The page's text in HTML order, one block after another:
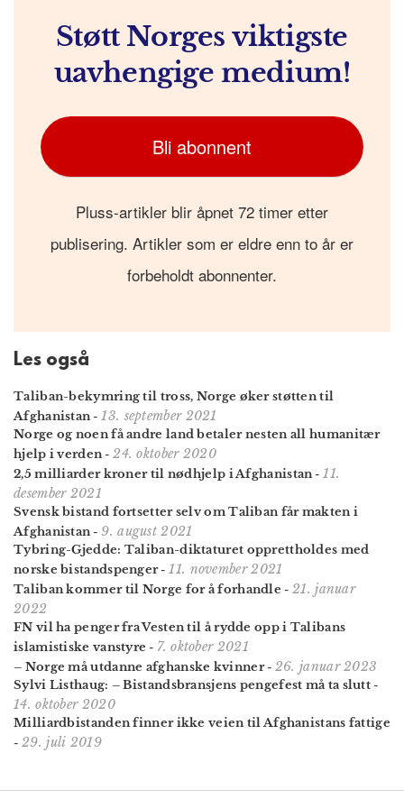
Støtt Norges viktigste
uavhengige medium!
Bli abonnent
Pluss-artikler blir åpnet 72 timer etter
publisering. Artikler som er eldre enn to år er
forbeholdt abonnenter.
Les også
Taliban-bekymring til tross, Norge øker støtten til
Afghanistan - 13. september 2021
Norge og noen få andre land betaler nesten all humanitær
hjelp i verden - 24. oktober 2020
2,5 milliarder kroner til nødhjelp i Afghanistan - 11.
desember 2021
Svensk bistand fortsetter selv om Taliban får makten i
Afghanistan -9. august 2021
Tybring-Gjedde: Taliban-diktaturet opprettholdes med
norske bistandspenger- 11. november 2021
Taliban kommer til Norge for å forhandle - 21. januar
2022
FN vil ha penger fra Vesten til å rydde opp i Talibans
islamistiske vanstyre - 7. oktober 2021
– Norge må utdanne afghanske kvinner- 26. januar 2023
Sylvi Listhaug: – Bistands­bransjens pengefest må ta slutt -
14. oktober 2020
Milliard­bistanden finner ikke veien til Afghanistans fattige
- 29. juli 2019